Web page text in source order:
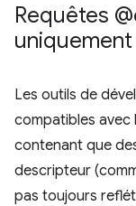
Requêtes
uniquement
Les outils de
compatibles avec
contenant que
descripteur
pas toujours